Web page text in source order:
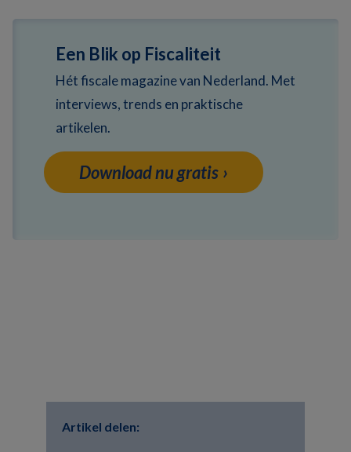
Een Blik op Fiscaliteit
Hét fiscale magazine van Nederland. Met
interviews, trends en praktische
artikelen.
Download nu gratis
Artikel delen: